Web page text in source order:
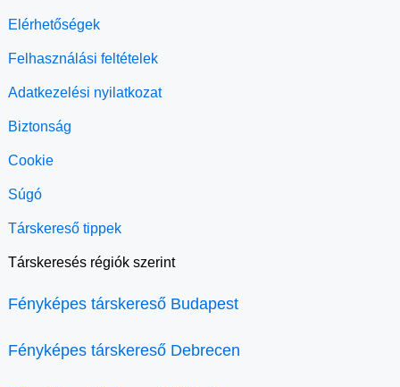
Elérhetőségek
Felhasználási feltételek
Adatkezelési nyilatkozat
Biztonság
Cookie
Súgó
Társkereső tippek
Társkeresés régiók szerint
Fényképes társkereső Budapest
Fényképes társkereső Debrecen